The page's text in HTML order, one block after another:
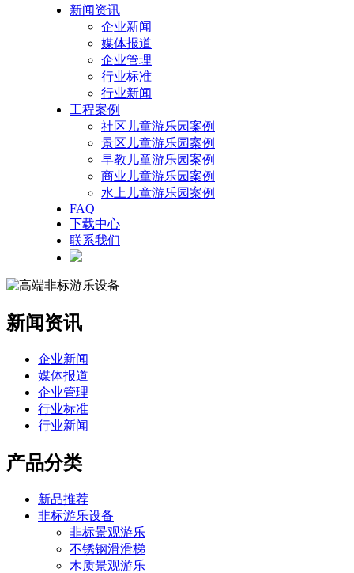
新闻资讯
企业新闻
媒体报道
企业管理
行业标准
行业新闻
工程案例
社区儿童游乐园案例
景区儿童游乐园案例
早教儿童游乐园案例
商业儿童游乐园案例
水上儿童游乐园案例
FAQ
下载中心
联系我们
新闻资讯
企业新闻
媒体报道
企业管理
行业标准
行业新闻
产品分类
新品推荐
非标游乐设备
非标景观游乐
不锈钢滑滑梯
木质景观游乐